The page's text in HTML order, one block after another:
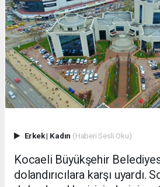
Erkek| Kadın (Haberi Sesli Oku)
Kocaeli Büyükşehir
dolandırıcılara karşı uyardı.